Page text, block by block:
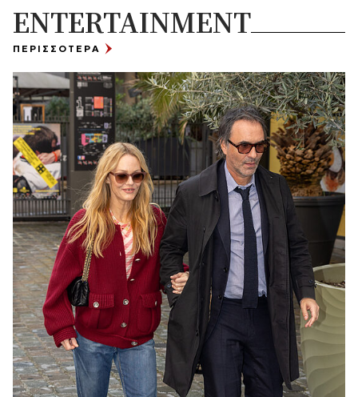
ENTERTAINMENT
ΠΕΡΙΣΣΟΤΕΡΑ